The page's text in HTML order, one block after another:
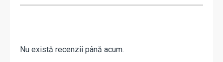
Nu există recenzii până acum.